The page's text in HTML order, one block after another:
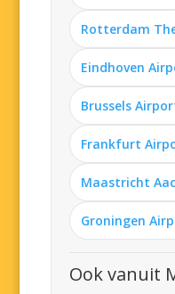
Rotterdam
Eindhoven
Brussels
Frankfurt
Maastricht
Groningen
Ook vanuit